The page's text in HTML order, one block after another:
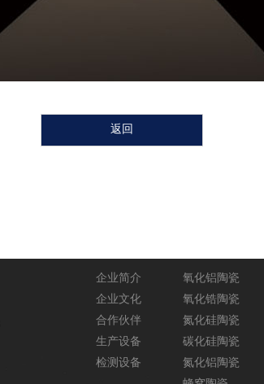
返回
企业简介
企业文化
合作伙伴
生产设备
检测设备
氧化铝陶瓷
氧化锆陶瓷
氮化硅陶瓷
碳化硅陶瓷
氮化铝陶瓷